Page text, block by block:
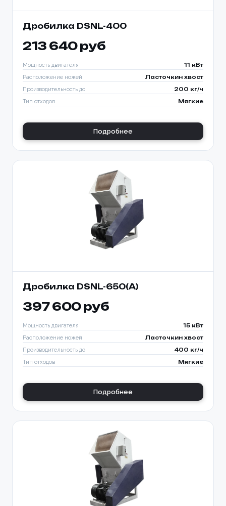
Дробилка DSNL-400
213 640 руб
Мощность двигателя 11 кВт
Расположение ножей Ласточкин хвост
Производительность до 200 кг/ч
Тип отходов Мягкие
Подробнее
Дробилка DSNL-650(A)
397 600 руб
Мощность двигателя 15 кВт
Расположение ножей Ласточкин хвост
Производительность до 400 кг/ч
Тип отходов Мягкие
Подробнее